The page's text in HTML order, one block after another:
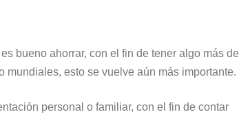
bueno ahorrar, con el fin de tener algo más de
mundiales, esto se vuelve aún más importante.
personal o familiar, con el fin de contar